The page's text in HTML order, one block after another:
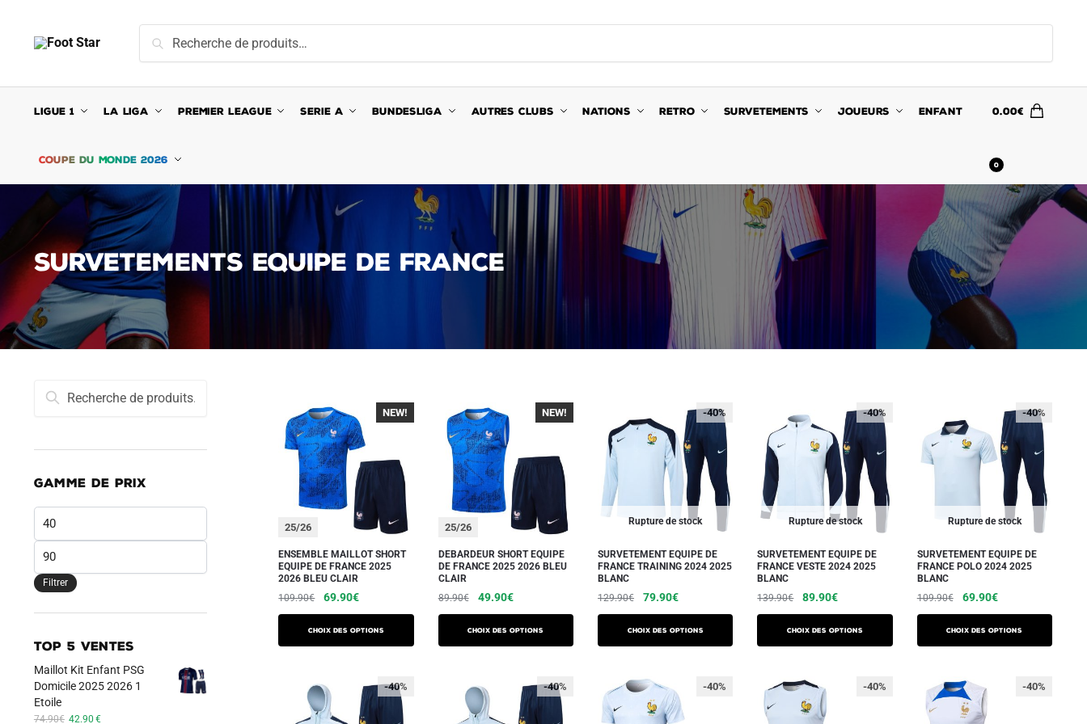
navigation
content
pour :
Recherche
LIGUE 1 LA LIGA PREMIER LEAGUE SERIE A BUNDESLIGA AUTRES CLUBS NATIONS RETRO SURVETEMENTS JOUEURS ENFANT
COUPE DU MONDE 2026
0.00€
0
SURVETEMENTS EQUIPE DE FRANCE
NEW!
25/26
ENSEMBLE MAILLOT SHORT
EQUIPE DE FRANCE 2025
2026 BLEU CLAIR
109.90€
Le
prix
initial
était :
69.90€Le
prix
actuel
est :
Choix des options
produit
plusieurs
variations.
NEW!
25/26
DEBARDEUR SHORT EQUIPE
DE FRANCE 2025 2026 BLEU
CLAIR
89.90€
Le
prix
initial
était :
49.90€Le
prix
actuel
est :
Choix des options
produit
plusieurs
variations.
Rupture de stock
-40%
SURVETEMENT EQUIPE DE
FRANCE TRAINING 2024 2025
BLANC
129.90€
Le
prix
initial
était :
79.90€Le
prix
actuel
est :
Choix des options
produit
plusieurs
variations.
Rupture de stock
-40%
SURVETEMENT EQUIPE DE
FRANCE VESTE 2024 2025
BLANC
139.90€
Le
prix
initial
était :
89.90€Le
prix
actuel
est :
Choix des options
produit
plusieurs
variations.
Rupture de stock
-40%
SURVETEMENT EQUIPE DE
FRANCE POLO 2024 2025
BLANC
109.90€
Le
prix
initial
était :
69.90€Le
prix
actuel
est :
Choix des options
produit
plusieurs
variations.
-40% -40% -40% -40% -40%
Recherche
pour :
Recherche
GAMME DE PRIX
min
max
Filtrer
TOP 5 VENTES
Maillot Kit Enfant PSG
Domicile 2025 2026 1
Etoile
74.90€ Le
42.90 €Le